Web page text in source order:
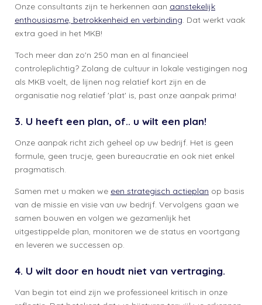
Onze consultants zijn te herkennen aan aanstekelijk
enthousiasme, betrokkenheid en verbinding. Dat werkt vaak
extra goed in het MKB!
Toch meer dan zo'n 250 man en al financieel
controleplichtig? Zolang de cultuur in lokale vestigingen nog
als MKB voelt, de lijnen nog relatief kort zijn en de
organisatie nog relatief 'plat' is, past onze aanpak prima!
3. U heeft een plan, of.. u wilt een plan!
Onze aanpak richt zich geheel op uw bedrijf. Het is geen
formule, geen trucje, geen bureaucratie en ook niet enkel
pragmatisch.
Samen met u maken we een strategisch actieplan op basis
van de missie en visie van uw bedrijf. Vervolgens gaan we
samen bouwen en volgen we gezamenlijk het
uitgestippelde plan, monitoren we de status en voortgang
en leveren we successen op.
4. U wilt door en houdt niet van vertraging.
Van begin tot eind zijn we professioneel kritisch in onze